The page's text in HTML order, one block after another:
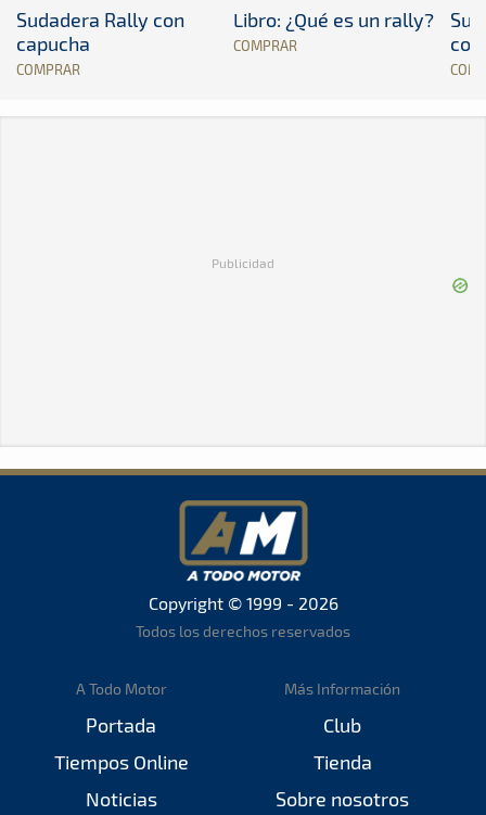
Sudadera Rally con
capucha
COMPRAR
Libro: ¿Qué es un rally?
COMPRAR
Publicidad
Copyright © 1999 - 2026
Todos los derechos reservados
A Todo Motor
Portada
Tiempos Online
Noticias
Más Información
Club
Tienda
Sobre nosotros